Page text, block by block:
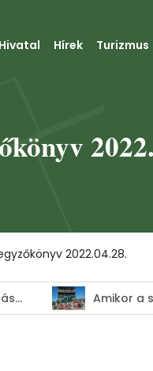
Hivatal Hírek Turizmus
2022.04.28.
Harmadfokú hőségriasztás–MEGHOSSZABBÍTVA!